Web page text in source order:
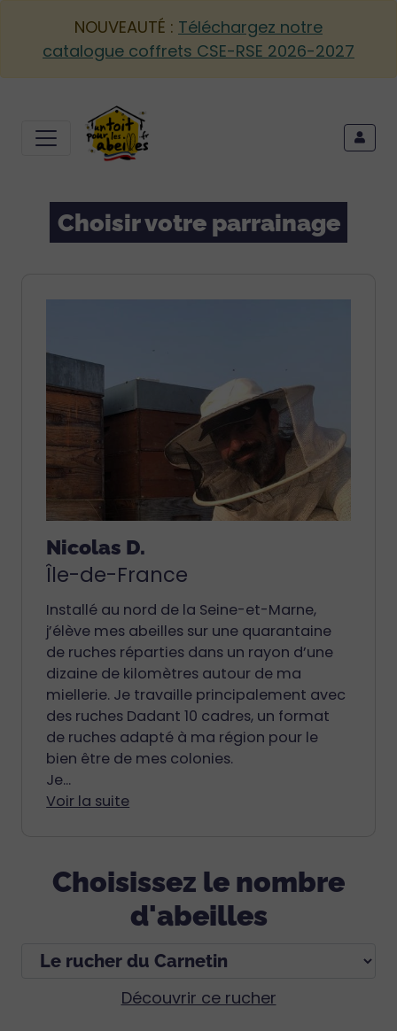
NOUVEAUTÉ : Téléchargez notre
catalogue coffrets CSE-RSE 2026-2027
Choisir votre parrainage
Nicolas D.
Île-de-France
Installé au nord de la Seine-et-Marne,
j’élève mes abeilles sur une quarantaine
de ruches réparties dans un rayon d’une
dizaine de kilomètres autour de ma
miellerie. Je travaille principalement avec
des ruches Dadant 10 cadres, un format
de ruches adapté à ma région pour le
bien être de mes colonies.
Je...
Voir la suite
Choisissez le nombre
d'abeilles
Découvrir ce rucher